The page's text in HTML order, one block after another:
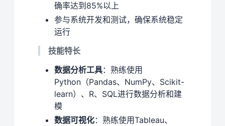
确率达到85%以上
参与系统开发和测试，确保系统稳定
运行
技能特长
数据分析工具：熟练使用
Python（Pandas、NumPy、Scikit-
learn）、R、SQL进行数据分析和建
模
数据可视化：熟练使用Tableau、